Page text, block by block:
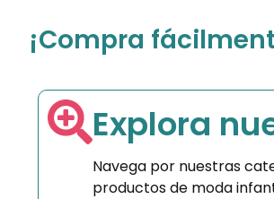
¡Compra
Explora
Navega por nuestras
productos de moda